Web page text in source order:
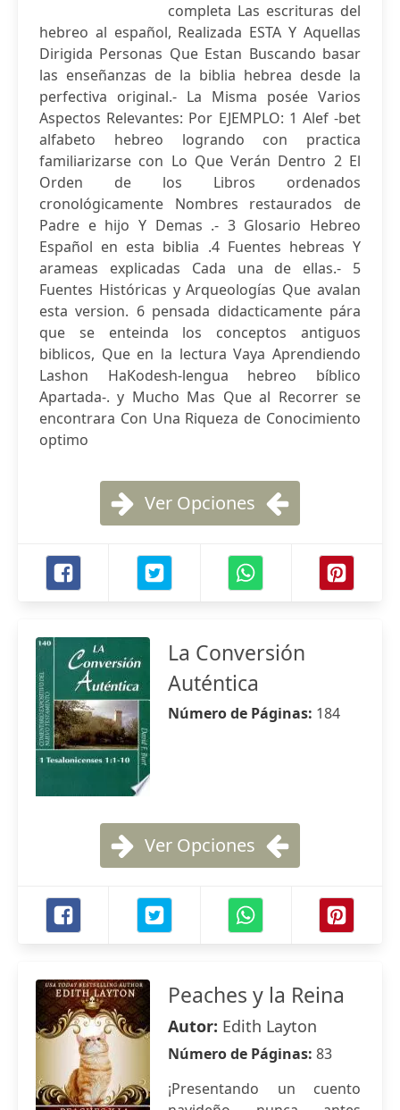
completa Las escrituras del
hebreo al español, Realizada ESTA Y Aquellas
Dirigida Personas Que Estan Buscando basar
las enseñanzas de la biblia hebrea desde la
perfectiva original.- La Misma posée Varios
Aspectos Relevantes: Por EJEMPLO: 1 Alef -bet
alfabeto hebreo logrando con practica
familiarizarse con Lo Que Verán Dentro 2 El
Orden de los Libros ordenados
cronológicamente Nombres restaurados de
Padre e hijo Y Demas .- 3 Glosario Hebreo
Español en esta biblia .4 Fuentes hebreas Y
arameas explicadas Cada una de ellas.- 5
Fuentes Históricas y Arqueologías Que avalan
esta version. 6 pensada didacticamente pára
que se enteinda los conceptos antiguos
biblicos, Que en la lectura Vaya Aprendiendo
Lashon HaKodesh-lengua hebreo bíblico
Apartada-. y Mucho Mas Que al Recorrer se
encontrara Con Una Riqueza de Conocimiento
optimo
Ver Opciones
La Conversión
Auténtica
Número de Páginas: 184
Ver Opciones
Peaches y la Reina
Autor: Edith Layton
Número de Páginas: 83
¡Presentando un cuento